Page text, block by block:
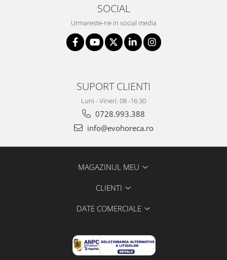
SOCIAL
Urmareste-ne in social media
SUPORT CLIENTI
Luni - Vineri: 08 -16:30
0728.993.388
info@evohoreca.ro
MAGAZINUL MEU
CLIENTI
DATE COMERCIALE